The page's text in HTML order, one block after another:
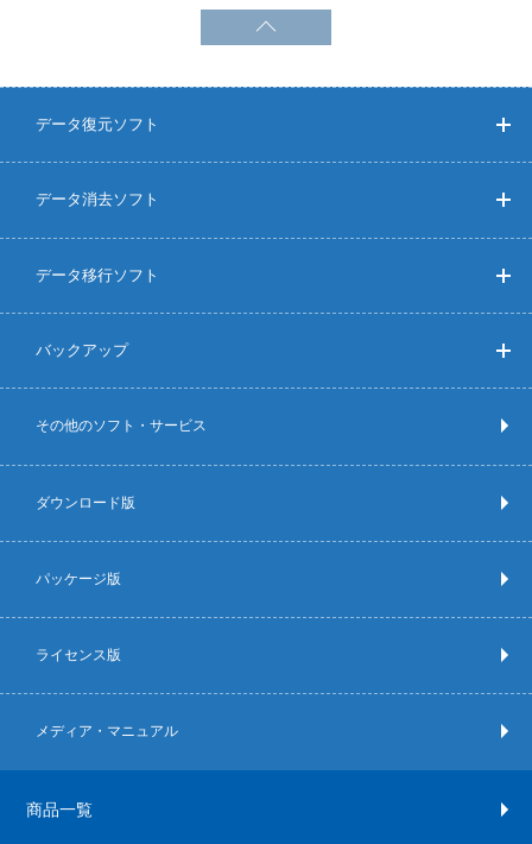
データ復元ソフト
データ消去ソフト
データ移行ソフト
バックアップ
その他のソフト・サービス
ダウンロード版
パッケージ版
ライセンス版
メディア・マニュアル
商品一覧